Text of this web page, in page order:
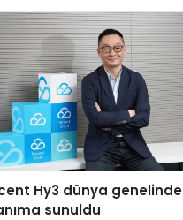
Hy3 dünya genelinde
sunuldu